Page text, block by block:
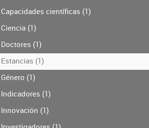
Capacidades científicas (1)
Ciencia (1)
Doctores (1)
Estancias (1)
Género (1)
Indicadores (1)
Innovación (1)